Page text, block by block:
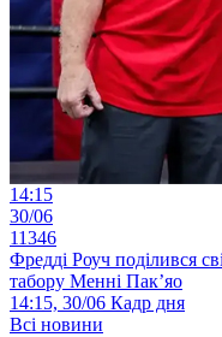
14:15
30/06
11346
Фредді Роуч поділився
табору Менні Пак’яо
14:15, 30/06 Кадр дня
Всі новини